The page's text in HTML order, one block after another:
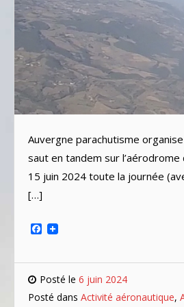
Auvergne parachutisme
saut en tandem sur
15 juin 2024 toute la journée
[…]
Facebook
Posté le 6 juin 2024
Posté dans Activité aéronautique,